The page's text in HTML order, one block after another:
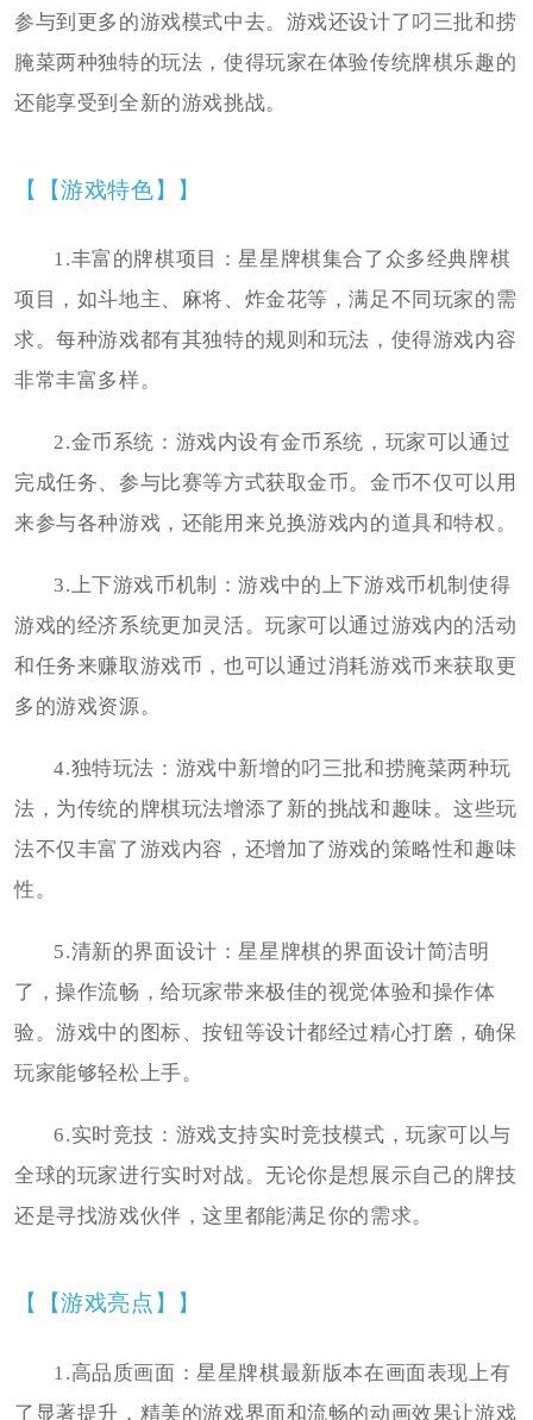
参与到更多的游戏模式中去。游戏还设计了叼三批和捞
腌菜两种独特的玩法，使得玩家在体验传统牌棋乐趣的
还能享受到全新的游戏挑战。
【【游戏特色】】
1.丰富的牌棋项目：星星牌棋集合了众多经典牌棋
项目，如斗地主、麻将、炸金花等，满足不同玩家的需
求。每种游戏都有其独特的规则和玩法，使得游戏内容
非常丰富多样。
2.金币系统：游戏内设有金币系统，玩家可以通过
完成任务、参与比赛等方式获取金币。金币不仅可以用
来参与各种游戏，还能用来兑换游戏内的道具和特权。
3.上下游戏币机制：游戏中的上下游戏币机制使得
游戏的经济系统更加灵活。玩家可以通过游戏内的活动
和任务来赚取游戏币，也可以通过消耗游戏币来获取更
多的游戏资源。
4.独特玩法：游戏中新增的叼三批和捞腌菜两种玩
法，为传统的牌棋玩法增添了新的挑战和趣味。这些玩
法不仅丰富了游戏内容，还增加了游戏的策略性和趣味
性。
5.清新的界面设计：星星牌棋的界面设计简洁明
了，操作流畅，给玩家带来极佳的视觉体验和操作体
验。游戏中的图标、按钮等设计都经过精心打磨，确保
玩家能够轻松上手。
6.实时竞技：游戏支持实时竞技模式，玩家可以与
全球的玩家进行实时对战。无论你是想展示自己的牌技
还是寻找游戏伙伴，这里都能满足你的需求。
【【游戏亮点】】
1.高品质画面：星星牌棋最新版本在画面表现上有
了显著提升，精美的游戏界面和流畅的动画效果让游戏